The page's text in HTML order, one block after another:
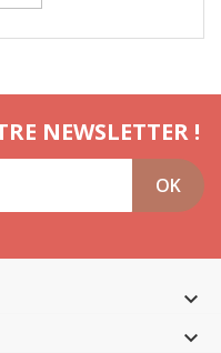
NEWSLETTER !

